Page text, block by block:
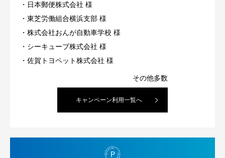
日本郵便株式会社 様
東芝労働組合横浜支部 様
株式会社おんが自動車学校 様
シーキューブ株式会社 様
佐賀トヨペット株式会社 様
キャンペーン利用一覧へ